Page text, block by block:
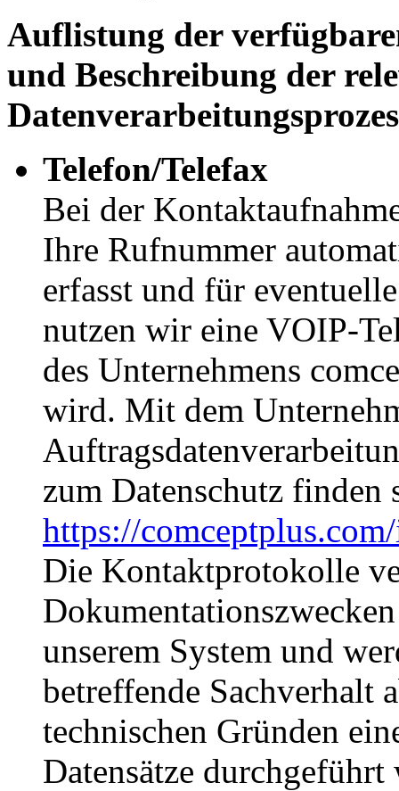
Auflistung der
und Beschreibung der
Telefon/Telefax
Bei der
Ihre Rufnummer
erfasst und für
nutzen wir eine VOIP-
des Unternehmens
wird. Mit dem
zum Datenschutz finden
https://
Die Kontaktprotokolle
unserem System und
betreffende Sachverhalt
technischen Gründen
Datensätze